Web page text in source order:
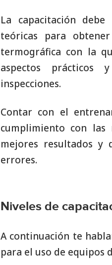
La capacitación
teóricas para
termográfica con la
aspectos prácticos
inspecciones.
Contar con el
cumplimiento con las
mejores resultados
errores.
Niveles de
A continuación te
para el uso de equipos